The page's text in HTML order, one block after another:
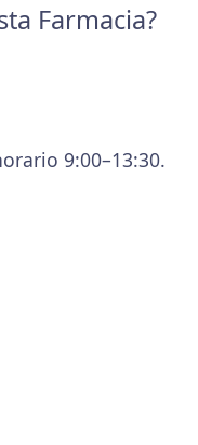
Farmacia?
9:00–13:30.